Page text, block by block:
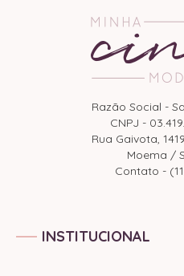
Razão Social -
CNPJ -
Rua Gaivota,
Moema /
Contato -
INSTITUCIONAL